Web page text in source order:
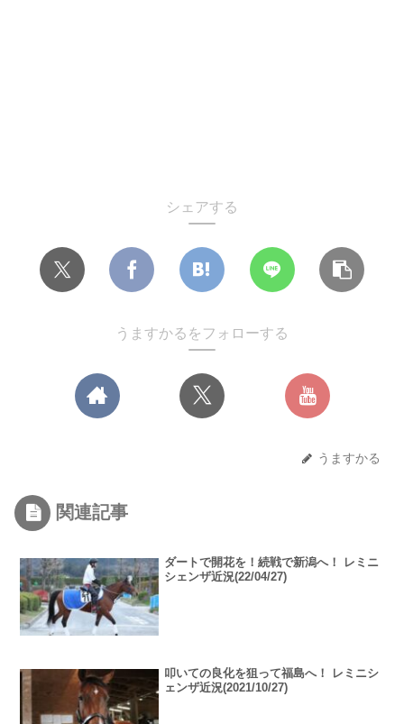
シェアする
うますかるをフォローする
うますかる
関連記事
ダートで開花を！続戦で新潟へ！ レミニ
シェンザ近況(22/04/27)
叩いての良化を狙って福島へ！ レミニシ
ェンザ近況(2021/10/27)